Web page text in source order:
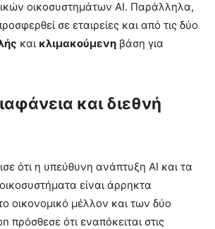
οικοσυστημάτων AI. Παράλληλα,
σε εταιρείες και από τις δύο
και κλιμακούμενη βάση για
και διεθνή
ότι η υπεύθυνη ανάπτυξη AI και τα
είναι άρρηκτα
οικονομικό μέλλον και των δύο
ότι εναπόκειται στις